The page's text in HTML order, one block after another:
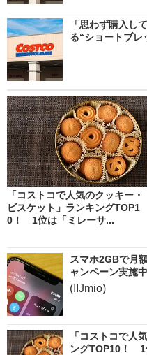
「思わず購入し
る“ショートブ
「コストコで人気のクッキー・
ビスケット」ランキングTOP1
0！ 1位は「ミレーサ...
スマホ2GBで月
ャンペーン実施中
(IIJmio)
「コストコで人
ングTOP10！ 1